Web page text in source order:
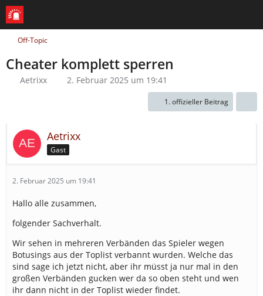
Off-Topic
Cheater komplett sperren
Aetrixx 2. Februar 2025 um 19:41
1. offizieller Beitrag
Aetrixx
Gast
2. Februar 2025 um 19:41
Hallo alle zusammen,
folgender Sachverhalt.
Wir sehen in mehreren Verbänden das Spieler wegen
Botusings aus der Toplist verbannt wurden. Welche das
sind sage ich jetzt nicht, aber ihr müsst ja nur mal in den
großen Verbänden gucken wer da so oben steht und wen
ihr dann nicht in der Toplist wieder findet.